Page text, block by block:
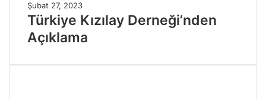
Şubat 27, 2023
Türkiye Kızılay Derneği’nden
Açıklama